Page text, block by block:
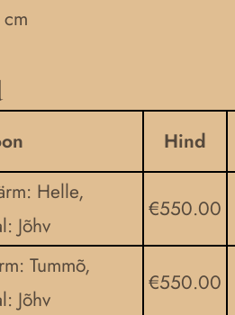
Hind
Helle,
Jõhv
€550.00
Tummõ,
Jõhv
€550.00